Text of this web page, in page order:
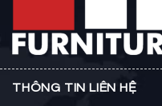
THÔNG TIN LIÊN HỆ